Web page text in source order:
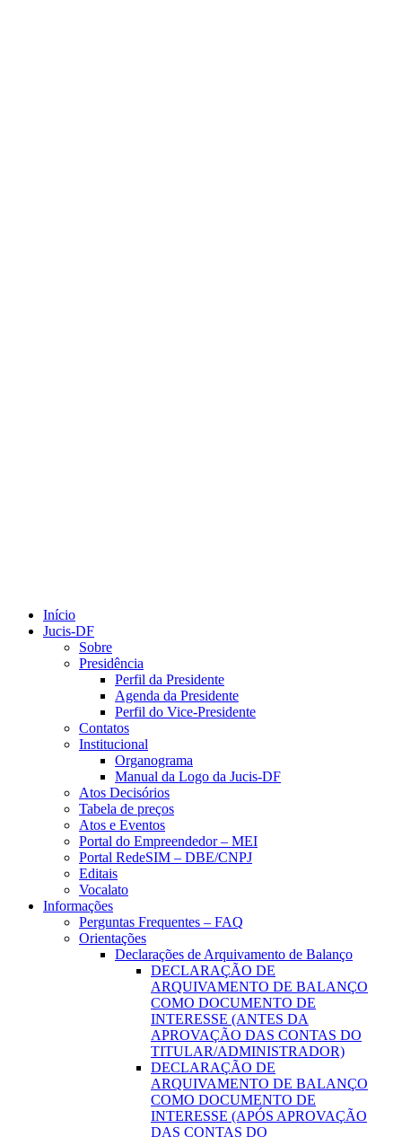
Início
Jucis-DF
Sobre
Presidência
Perfil da Presidente
Agenda da Presidente
Perfil do Vice-Presidente
Contatos
Institucional
Organograma
Manual da Logo da Jucis-DF
Atos Decisórios
Tabela de preços
Atos e Eventos
Portal do Empreendedor – MEI
Portal RedeSIM – DBE/CNPJ
Editais
Vocalato
Informações
Perguntas Frequentes – FAQ
Orientações
Declarações de Arquivamento de Balanço
DECLARAÇÃO DE
ARQUIVAMENTO DE BALANÇO
COMO DOCUMENTO DE
INTERESSE (ANTES DA
APROVAÇÃO DAS CONTAS DO
TITULAR/ADMINISTRADOR)
DECLARAÇÃO DE
ARQUIVAMENTO DE BALANÇO
COMO DOCUMENTO DE
INTERESSE (APÓS APROVAÇÃO
DAS CONTAS DO